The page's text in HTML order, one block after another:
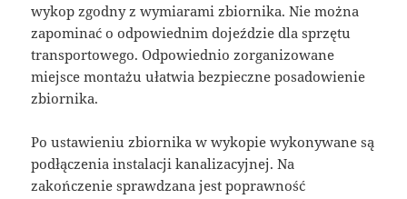
wykop zgodny z wymiarami zbiornika. Nie można
zapominać o odpowiednim dojeździe dla sprzętu
transportowego. Odpowiednio zorganizowane
miejsce montażu ułatwia bezpieczne posadowienie
zbiornika.
Po ustawieniu zbiornika w wykopie wykonywane są
podłączenia instalacji kanalizacyjnej. Na
zakończenie sprawdzana jest poprawność